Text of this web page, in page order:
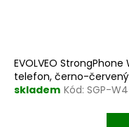
EVOLVEO
telefon, černo-červený
skladem Kód: SGP-